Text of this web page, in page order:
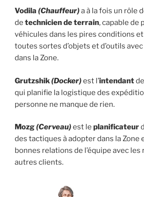
Vodila (Chauffeur)a à la fois un rôle
de technicien de terrain, capable de
véhicules dans les pires conditions
toutes sortes d’objets et d’outils
dans la Zone.
Grutzshik(Docker)est l’intendant
qui planifie la logistique des
personne ne manque de rien.
Mozg(Cerveau)est le planificateur
des tactiques à adopter dans la Zone
bonnes relations de l’équipe avec
autres clients.